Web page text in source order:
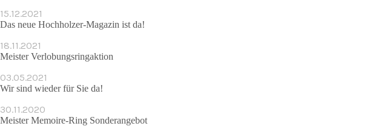
15.12.2021
Das neue Hochholzer-Magazin ist da!
18.11.2021
Meister Verlobungsringaktion
03.05.2021
Wir sind wieder für Sie da!
30.11.2020
Meister Memoire-Ring Sonderangebot